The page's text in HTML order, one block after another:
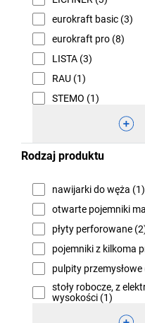
eurokraft basic (3)
eurokraft pro (8)
LISTA (3)
RAU (1)
STEMO (1)
Rodzaj produktu
nawijarki do węża (1)
otwarte pojemniki
płyty perforowane
pojemniki z kilkoma
pulpity przemysłowe
stoły robocze, z
wysokości (1)